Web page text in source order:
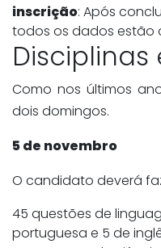
inscrição: Após
todos os dados estão
Como nos últimos
dois domingos.
5 de novembro
O candidato deverá
45 questões de
portuguesa e 5 de